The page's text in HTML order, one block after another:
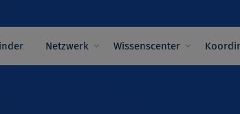
Hauptnavigation
Netzwerk Wissenscenter